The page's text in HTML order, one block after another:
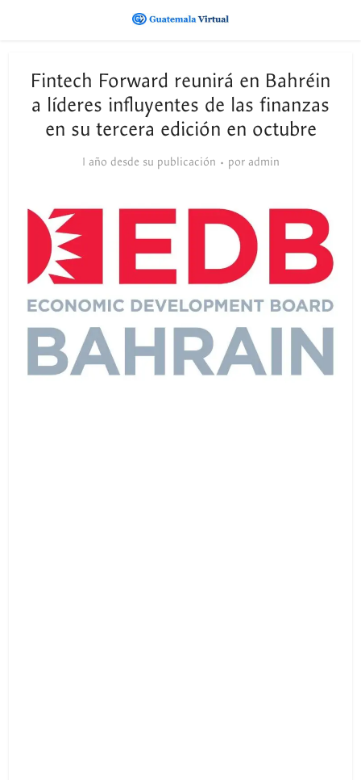
Fintech Forward reunirá en Bahréin
a líderes influyentes de las finanzas
en su tercera edición en octubre
1 año desde su publicación por admin